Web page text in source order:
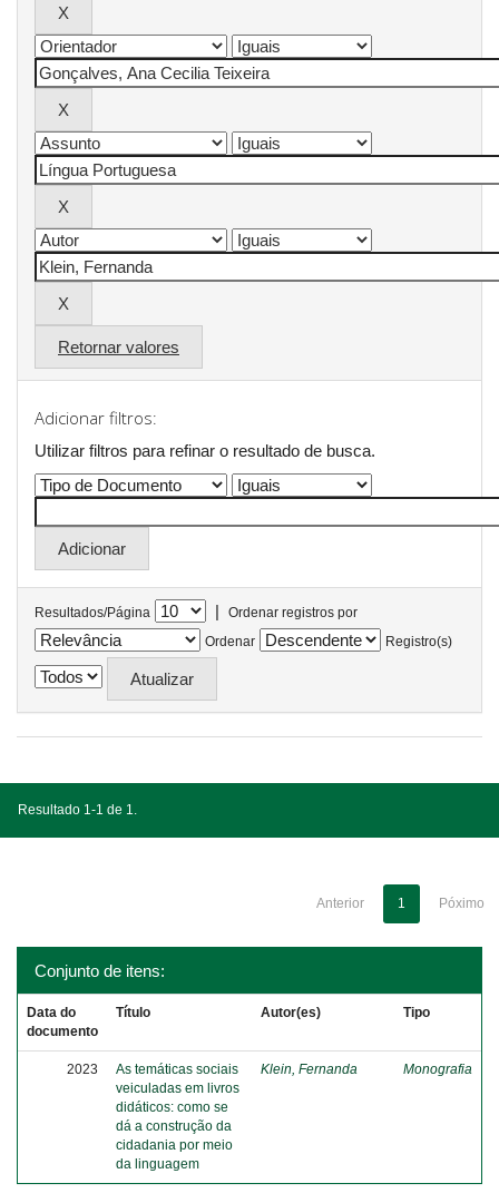
Retornar valores
Adicionar filtros:
Utilizar filtros para refinar o resultado de busca.
Resultados/Página |
Ordenar registros por
Ordenar
Registro(s)
Resultado 1-1 de 1.
Anterior 1 Póximo
Conjunto de itens:
Data do
documento
Título Autor(es) Tipo
2023
As temáticas sociais
veiculadas em livros
didáticos: como se
dá a construção da
cidadania por meio
da linguagem
Klein, Fernanda Monografia